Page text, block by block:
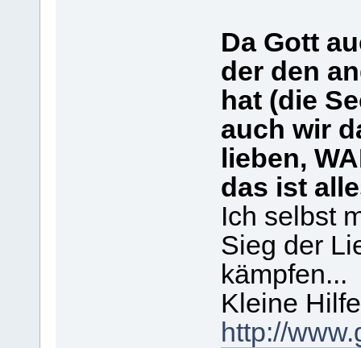
Da Gott
der den
hat (die
auch wir
lieben,
das ist
Ich selbst
Sieg der
kämpfen...
Kleine
http://